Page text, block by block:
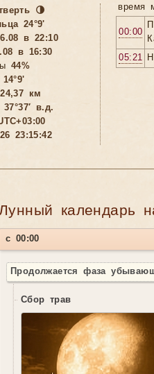
🌗
24°9'
в 22:10
в 16:30
44%
14°9'
км
37°37′ в.д.
23:15:44
время
00:00
05:21
календарь
с 00:00
Продолжается фаза
Сбор трав